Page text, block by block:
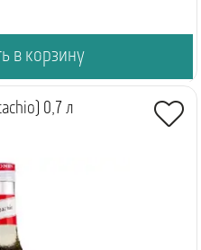
в корзину
0,7 л